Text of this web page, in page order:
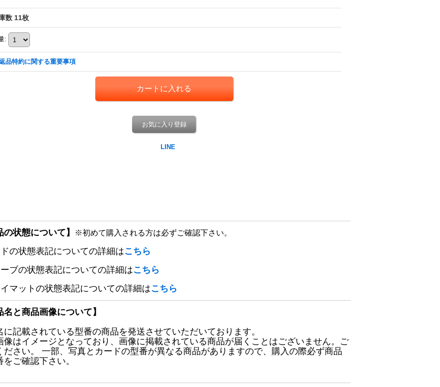
数 11枚
:
品特約に関する重要事項
お気に入り登録
の状態について】 ※初めて購入される方は必ずご確認下さい。
の状態表記についての詳細はこちら
ブの状態表記についての詳細はこちら
マットの状態表記についての詳細はこちら
名と商品画像について】
に記載されている型番の商品を発送させていただいております。
像はイメージとなっており、画像に掲載されている商品が届くことはございません。ご
ださい。 一部、写真とカードの型番が異なる商品がありますので、購入の際必ず商品
をご確認下さい。